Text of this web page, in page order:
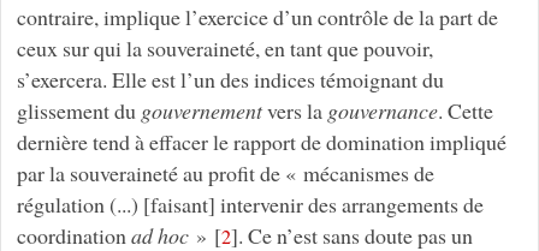
contraire, implique l’exercice d’un contrôle de la part de
ceux sur qui la souveraineté, en tant que pouvoir,
s’exercera. Elle est l’un des indices témoignant du
glissement du gouvernementvers la gouvernance. Cette
dernière tend à effacer le rapport de domination impliqué
par la souveraineté au profit de « mécanismes de
régulation (...) [faisant] intervenir des arrangements de
coordination ad hoc» [2]. Ce n’est sans doute pas un